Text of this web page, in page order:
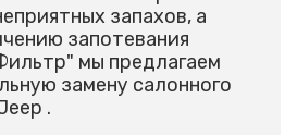
запахов, а
запотевания
мы предлагаем
замену салонного
.